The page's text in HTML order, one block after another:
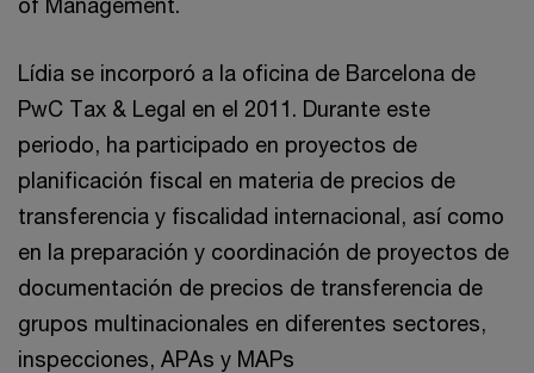
Lídia se incorporó a la oficina de Barcelona de
PwC Tax & Legal en el 2011. Durante este
periodo, ha participado en proyectos de
planificación fiscal en materia de precios de
transferencia y fiscalidad internacional, así como
en la preparación y coordinación de proyectos de
documentación de precios de transferencia de
grupos multinacionales en diferentes sectores,
inspecciones, APAs y MAPs